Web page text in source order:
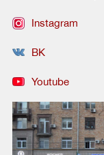
Instagram
ВК
Youtube